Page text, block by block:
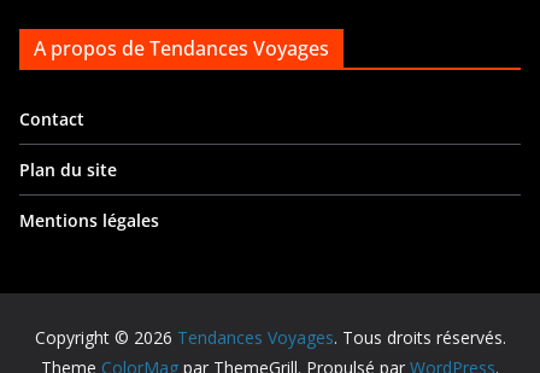
A propos de Tendances Voyages
Contact
Plan du site
Mentions légales
Copyright © 2026 Tendances Voyages. Tous droits réservés.
Theme ColorMag par ThemeGrill. Propulsé par WordPress.